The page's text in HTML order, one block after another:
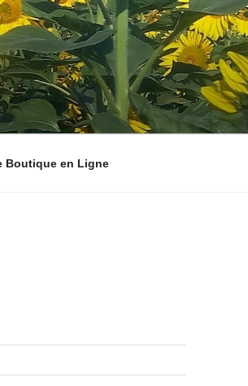
Boutique en Ligne